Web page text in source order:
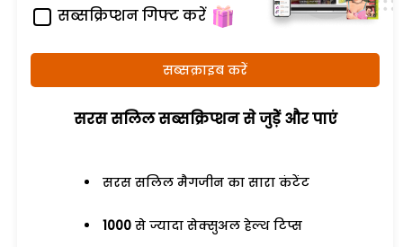
सब्सक्रिप्शन गिफ्ट करें
सब्सक्राइब करें
सरस सलिल सब्सक्रिप्शन से जुड़ेें और पाएं
सरस सलिल मैगजीन का सारा कंटेंट
1000 से ज्यादा सेक्सुअल हेल्थ टिप्स